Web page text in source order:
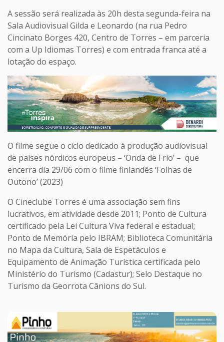
A sessão será realizada às 20h desta segunda-feira na
Sala Audiovisual Gilda e Leonardo (na rua Pedro
Cincinato Borges 420, Centro de Torres – em parceria
com a Up Idiomas Torres) e com entrada franca até a
lotação do espaço.
O filme segue o ciclo dedicado à produção audiovisual
de países nórdicos europeus – ‘Onda de Frio’ – que
encerra dia 29/06 com o filme finlandês ‘Folhas de
Outono’ (2023)
O Cineclube Torres é uma associação sem fins
lucrativos, em atividade desde 2011; Ponto de Cultura
certificado pela Lei Cultura Viva federal e estadual;
Ponto de Memória pelo IBRAM; Biblioteca Comunitária
no Mapa da Cultura, Sala de Espetáculos e
Equipamento de Animação Turística certificada pelo
Ministério do Turismo (Cadastur); Selo Destaque no
Turismo da Georrota Cânions do Sul.